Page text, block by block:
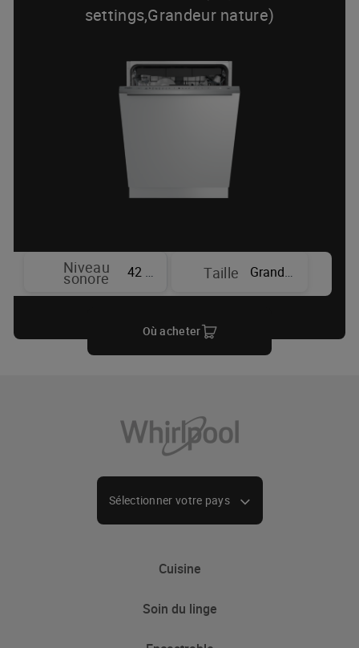
settings,Grandeur nature)
Niveau
sonore 42 dBA Taille Grandeur nature
Où acheter
Sélectionner votre pays
Cuisine
Soin du linge